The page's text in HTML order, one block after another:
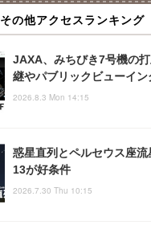
その他アクセスランキング
JAXA、みちびき7号機の
継やパブリックビューイン
2026.8.3 Mon 14:15
惑星直列とペルセウス座
13が好条件
2026.7.30 Thu 10:15